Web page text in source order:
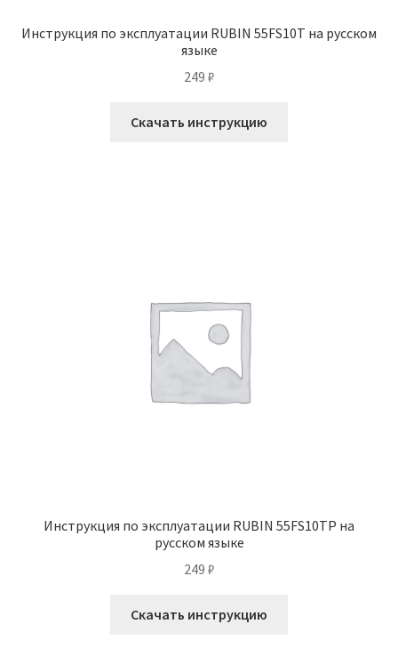
Инструкция по эксплуатации RUBIN 55FS10T на русском
языке
249 ₽
Скачать инструкцию
Инструкция по эксплуатации RUBIN 55FS10TP на
русском языке
249 ₽
Скачать инструкцию